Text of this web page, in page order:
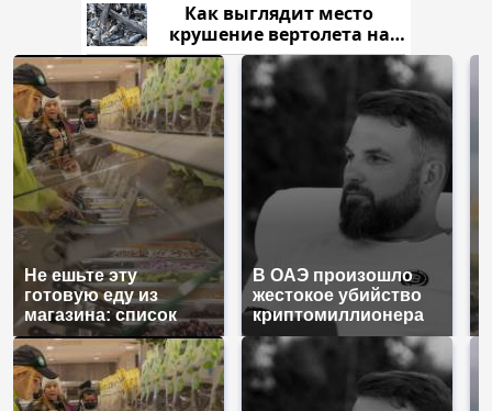
Как выглядит место
крушение вертолета на
Кавказе: смотреть
Не ешьте эту
готовую еду из
магазина: список
В ОАЭ произошло
жестокое убийство
криптомиллионера